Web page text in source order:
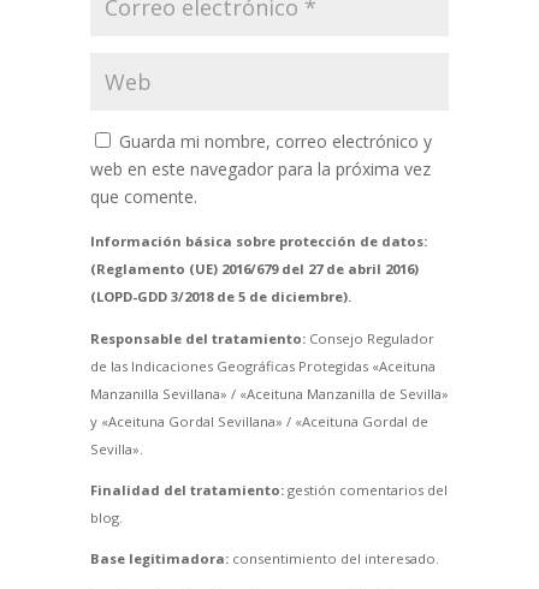
Guarda mi nombre, correo electrónico y
web en este navegador para la próxima vez
que comente.
Información básica sobre protección de datos:
(Reglamento (UE) 2016/679 del 27 de abril 2016)
(LOPD-GDD 3/2018 de 5 de diciembre).
Responsable del tratamiento:Consejo Regulador
de las Indicaciones Geográficas Protegidas «Aceituna
Manzanilla Sevillana» / «Aceituna Manzanilla de Sevilla»
y «Aceituna Gordal Sevillana» / «Aceituna Gordal de
Sevilla».
Finalidad del tratamiento:gestión comentarios del
blog.
Base legitimadora:consentimiento del interesado.